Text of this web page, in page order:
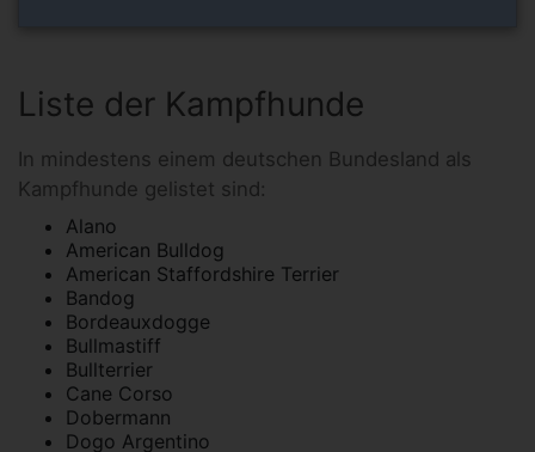
Liste der Kampfhunde
In mindestens einem deutschen Bundesland als
Kampfhunde gelistet sind:
Alano
American Bulldog
American Staffordshire Terrier
Bandog
Bordeauxdogge
Bullmastiff
Bullterrier
Cane Corso
Dobermann
Dogo Argentino